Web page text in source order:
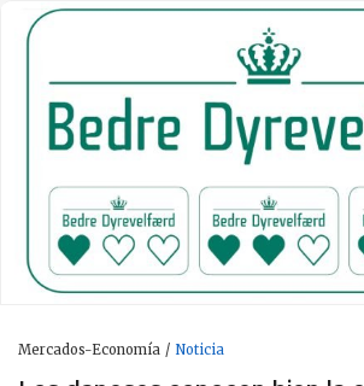
Mercados-Economía Noticia